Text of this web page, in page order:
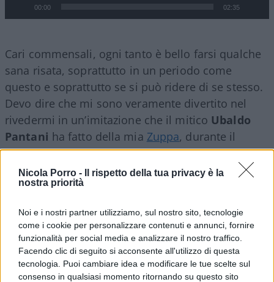
Nicola Porro -
Il rispetto della tua privacy è la
nostra priorità
Noi e i nostri partner utilizziamo, sul nostro sito, tecnologie
come i cookie per personalizzare contenuti e annunci, fornire
funzionalità per social media e analizzare il nostro traffico.
Facendo clic di seguito si acconsente all'utilizzo di questa
tecnologia. Puoi cambiare idea e modificare le tue scelte sul
consenso in qualsiasi momento ritornando su questo sito
00:00 02:35
Cari commensali, ogni tanto è bello farsi qualche
sana risata, soprattutto in un periodo come
questo e soprattutto se si può ridere di se stesso.
Devo dire che mi sono veramente divertito nel
rivedermi in un’imitazione che il mitico Ubaldo
Pantani ha fatto della mia Zuppa, durante il
programmaQuelli che il calciodi Rai2…
Gustatevela anche voi. A proposito: toc toc!
Dalla puntata Quelli che il calcio
Rai2 del 22
novembre 2020